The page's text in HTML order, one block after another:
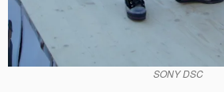
SONY DSC